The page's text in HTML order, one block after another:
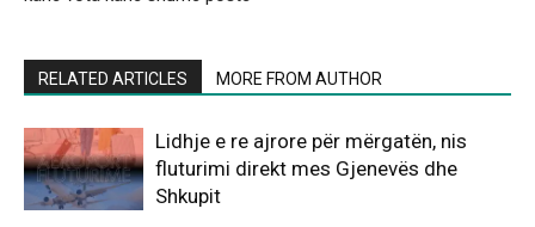
RELATED ARTICLES MORE FROM AUTHOR
Lidhje e re ajrore për mërgatën, nis
fluturimi direkt mes Gjenevës dhe
Shkupit